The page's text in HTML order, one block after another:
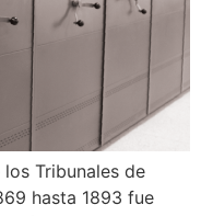
Tribunales de
hasta 1893 fue